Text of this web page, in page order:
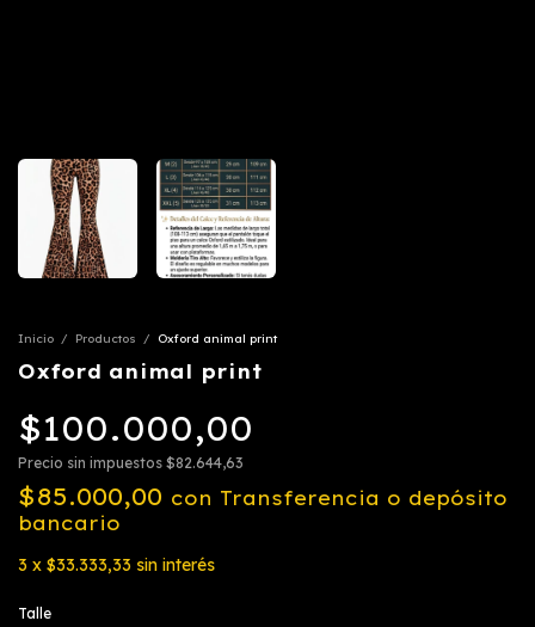
Inicio / Productos / Oxford animal print
Oxford animal print
$100.000,00
Precio sin impuestos $82.644,63
$85.000,00 con Transferencia o depósito
bancario
3 x $33.333,33 sin interés
Talle